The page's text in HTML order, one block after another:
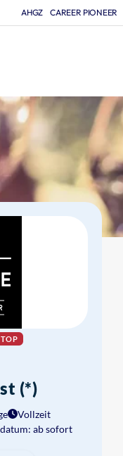
AHGZ CAREER PIONEER
TOP
(*)
Vollzeit
ab sofort